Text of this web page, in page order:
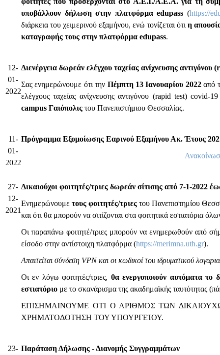
υποβάλλουν δήλωση στην πλατφόρμα edupass (https://
διάρκεια του χειμερινού εξαμήνου, ενώ τονίζεται ότι η
καταγραφής τους στην πλατφόρμα edupass.
12-
01-
2022
Διενέργεια δωρεάν ελέγχου ταχείας ανίχνευσης
Σας ενημερώνουμε ότι την Πέμπτη 13 Ιανουαρίου 2022από
ελέγχους ταχείας ανίχνευσης αντιγόνου (rapid test) covid-
campus Γαιόπολις του Πανεπιστήμιου Θεσσαλίας.
11-
01-
2022
Πρόγραμμα Εξομοίωσης Εαρινού Εξαμήνου Ακ. Έτους
27-
12-
2021
Δικαιούχοι φοιτητές/τριες δωρεάν σίτισης από 7-1-2022
Ενημερώνουμε τους φοιτητές/τριες του Πανεπιστημίου
και ότι θα μπορούν να σιτίζονται στα φοιτητικά εστιατόρια
Οι παραπάνω φοιτητέ/τριες μπορούν να ενημερωθούν από
είσοδο στην αντίστοιχη πλατφόρμα (https://merimna.uth.gr).
Απαιτείται σύνδεση VPN και οι κωδικοί του ιδρυματικού
Οι εν λόγω φοιτητές/τριες, θα ενεργοποιούν αυτόματα το
εστιατόριο με το σκανάρισμα της ακαδημαϊκής ταυτότητας
EΠΙΣΗΜΑΙΝΟΥΜΕ ΟΤΙ Ο ΑΡΙΘΜΟΣ ΤΩΝ
ΧΡΗΜΑΤΟΔΟΤΗΣΗ ΤΟΥ ΥΠΟΥΡΓΕΊΟΥ.
23- Παράταση Δήλωσης - Διανομής Συγγραμμάτων